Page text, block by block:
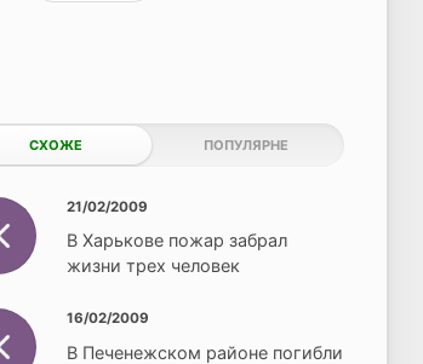
СХОЖЕ ПОПУЛЯРНЕ
21/02/2009
В Харькове пожар забрал
жизни трех человек
16/02/2009
В Печенежском районе погибли